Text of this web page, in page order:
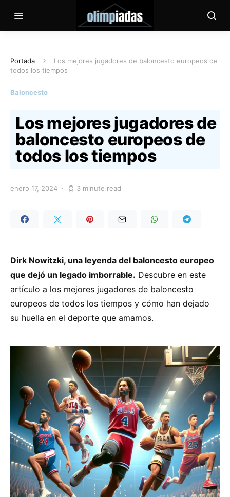
Portada
Los mejores jugadores de baloncesto europeos de
todos los tiempos
Baloncesto
Los mejores jugadores de
baloncesto europeos de
todos los tiempos
enero 17, 2024 3 minute read
Dirk Nowitzki, una leyenda del baloncesto europeo
que dejó un legado imborrable. Descubre en este
artículo a los mejores jugadores de baloncesto
europeos de todos los tiempos y cómo han dejado
su huella en el deporte que amamos.